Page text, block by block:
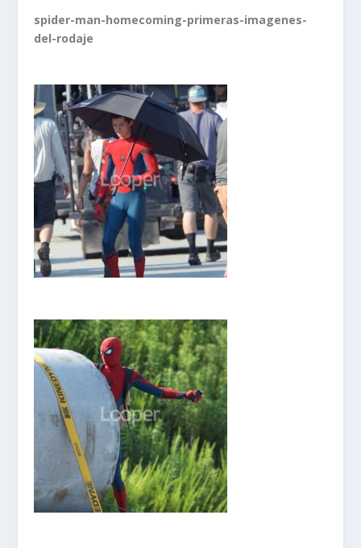
spider-man-homecoming-primeras-imagenes-
del-rodaje